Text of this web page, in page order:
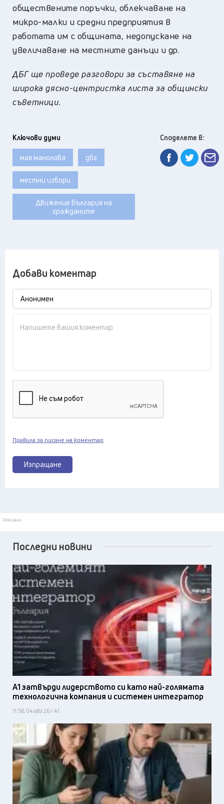
обществените поръчки, облекчаване на
микро-малки и средни предприятия в
работата им с общината, недопускане на
увеличаване на местните данъци и др.
ДБГ ще проведе разговори за съставяне на
широка дясно-центристка листа за общински
съветници.
Ключови думи
мая манолова дбг
местни избори
Движение България на
гражданите
Споделете в:
Добави коментар
Изпращане
Правила за писане на коментар
Реклама
Последни новини
А1 затвърди лидерството си като най-голямата
технологична компания и системен интегратор
11:56, 04 авг 26 / А1